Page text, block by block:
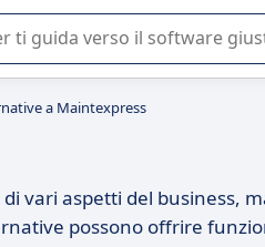
scelta di un software SaaS per
a Maintexpress
vari aspetti del business,
possono offrire